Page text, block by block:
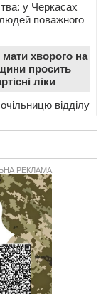
у Черкасах
поважного
хворого на
просить
ліки
відділу
завищеною
дорожню
(ФОТОФАКТ)
світу в
центр
перебоїв у
РЕКЛАМА